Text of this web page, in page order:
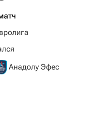
Анадолу Эфес